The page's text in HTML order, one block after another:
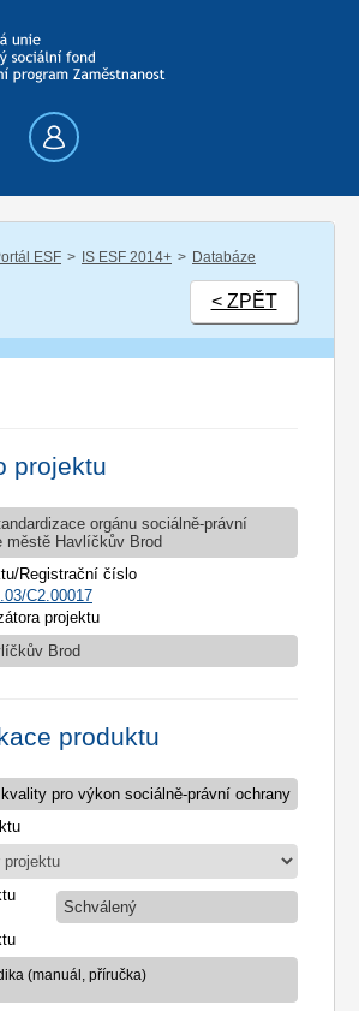
ESF IS ESF 2014+
Databáze
< ZPĚT
projektu
orgánu sociálně-právní
městě Havlíčkův Brod
Registrační číslo
C2.00017
projektu
Brod
produktu
Schválený
(manuál, příručka)